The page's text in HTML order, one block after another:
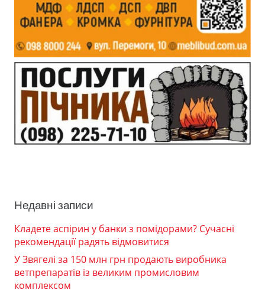
Недавні записи
Кладете аспірин у банки з помідорами? Сучасні
рекомендації радять відмовитися
У Звягелі за 150 млн грн продають виробника
ветпрепаратів із великим промисловим
комплексом